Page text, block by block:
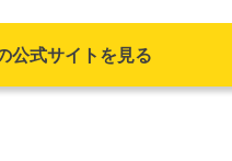
公式サイトを見る